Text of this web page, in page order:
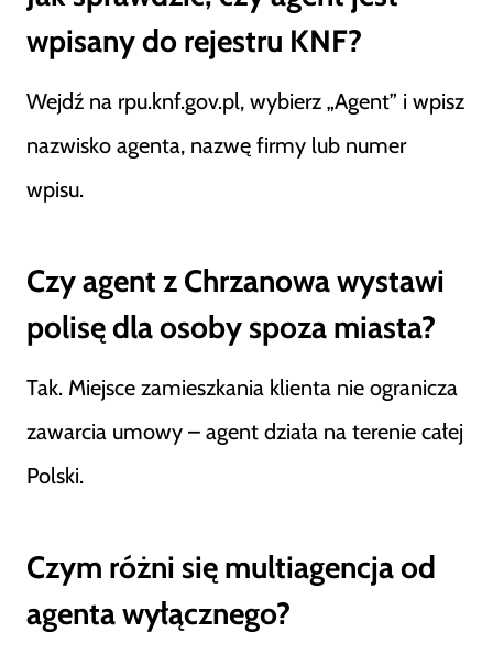
wpisany do rejestru KNF?
Wejdź na rpu.knf.gov.pl, wybierz „Agent” i wpisz
nazwisko agenta, nazwę firmy lub numer
wpisu.
Czy agent z Chrzanowa wystawi
polisę dla osoby spoza miasta?
Tak. Miejsce zamieszkania klienta nie ogranicza
zawarcia umowy – agent działa na terenie całej
Polski.
Czym różni się multiagencja od
agenta wyłącznego?